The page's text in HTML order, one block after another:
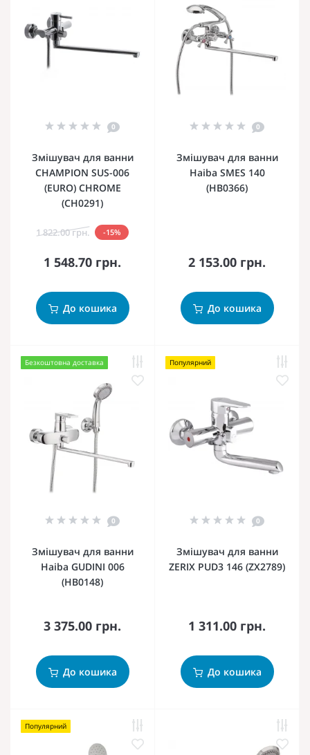
0
Змішувач для ванни
CHAMPION SUS-006
(EURO) CHROME
(CH0291)
1 822.00 грн. -15%
1 548.70 грн.
До кошика
0
Змішувач для ванни
Haiba SMES 140
(HB0366)
2 153.00 грн.
До кошика
Безкоштовна доставка
0
Змішувач для ванни
Haiba GUDINI 006
(HB0148)
3 375.00 грн.
До кошика
Популярний
0
Змішувач для ванни
ZERIX PUD3 146 (ZX2789)
1 311.00 грн.
До кошика
Популярний